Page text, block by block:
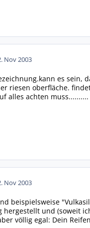
Nov 2003
es sein,
riesen oberfläche.
alles achten
Nov 2003
beispielsweise
und (soweit
völlig egal: Dein